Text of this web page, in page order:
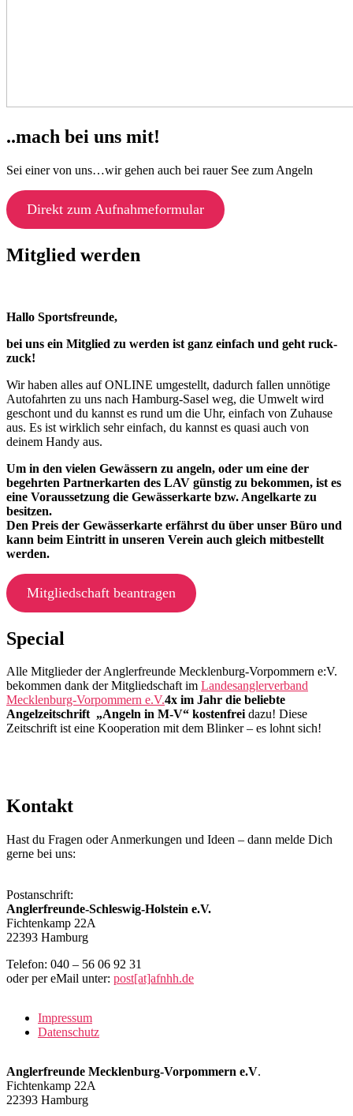
..mach bei uns mit!
Sei einer von uns…wir gehen auch bei rauer See zum Angeln
Direkt zum Aufnahmeformular
Mitglied werden
Hallo Sportsfreunde,
bei uns ein Mitglied zu werden ist ganz einfach und geht ruck-
zuck!
Wir haben alles auf ONLINE umgestellt, dadurch fallen unnötige
Autofahrten zu uns nach Hamburg-Sasel weg, die Umwelt wird
geschont und du kannst es rund um die Uhr, einfach von Zuhause
aus. Es ist wirklich sehr einfach, du kannst es quasi auch von
deinem Handy aus.
Um in den vielen Gewässern zu angeln, oder um eine der
begehrten Partnerkarten des LAV günstig zu bekommen, ist es
eine Voraussetzung die Gewässerkarte bzw. Angelkarte zu
besitzen.
Den Preis der Gewässerkarte erfährst du über unser Büro und
kann beim Eintritt in unseren Verein auch gleich mitbestellt
werden.
Mitgliedschaft beantragen
Special
Alle Mitglieder der Anglerfreunde Mecklenburg-Vorpommern e:V.
bekommen dank der Mitgliedschaft im Landesanglerverband
Mecklenburg-Vorpommern e.V.4x im Jahr die beliebte
Angelzeitschrift „Angeln in M-V“ kostenfreidazu! Diese
Zeitschrift ist eine Kooperation mit dem Blinker – es lohnt sich!
Kontakt
Hast du Fragen oder Anmerkungen und Ideen – dann melde Dich
gerne bei uns:
Postanschrift:
Anglerfreunde-Schleswig-Holstein e.V.
Fichtenkamp 22A
22393 Hamburg
Telefon: 040 – 56 06 92 31
oder per eMail unter: post[at]afnhh.de
Impressum
Datenschutz
Anglerfreunde Mecklenburg-Vorpommern e.V.
Fichtenkamp 22A
22393 Hamburg